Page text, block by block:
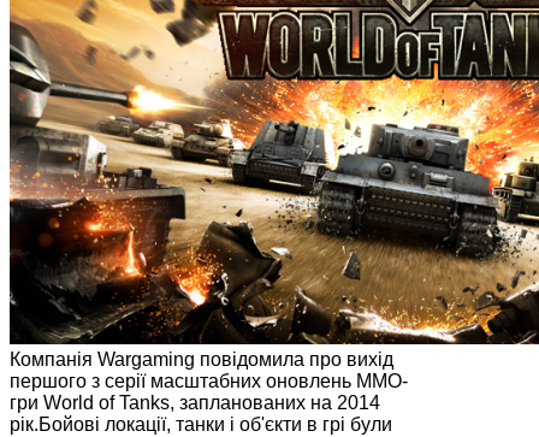
Компанія Wargaming повідомила про вихід
першого з серії масштабних оновлень ММО-
гри World of Tanks, запланованих на 2014
рік.Бойові локації, танки і об'єкти в грі були